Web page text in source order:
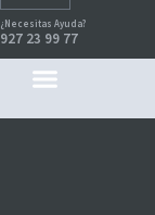
¿Necesitas Ayuda?
927 23 99 77